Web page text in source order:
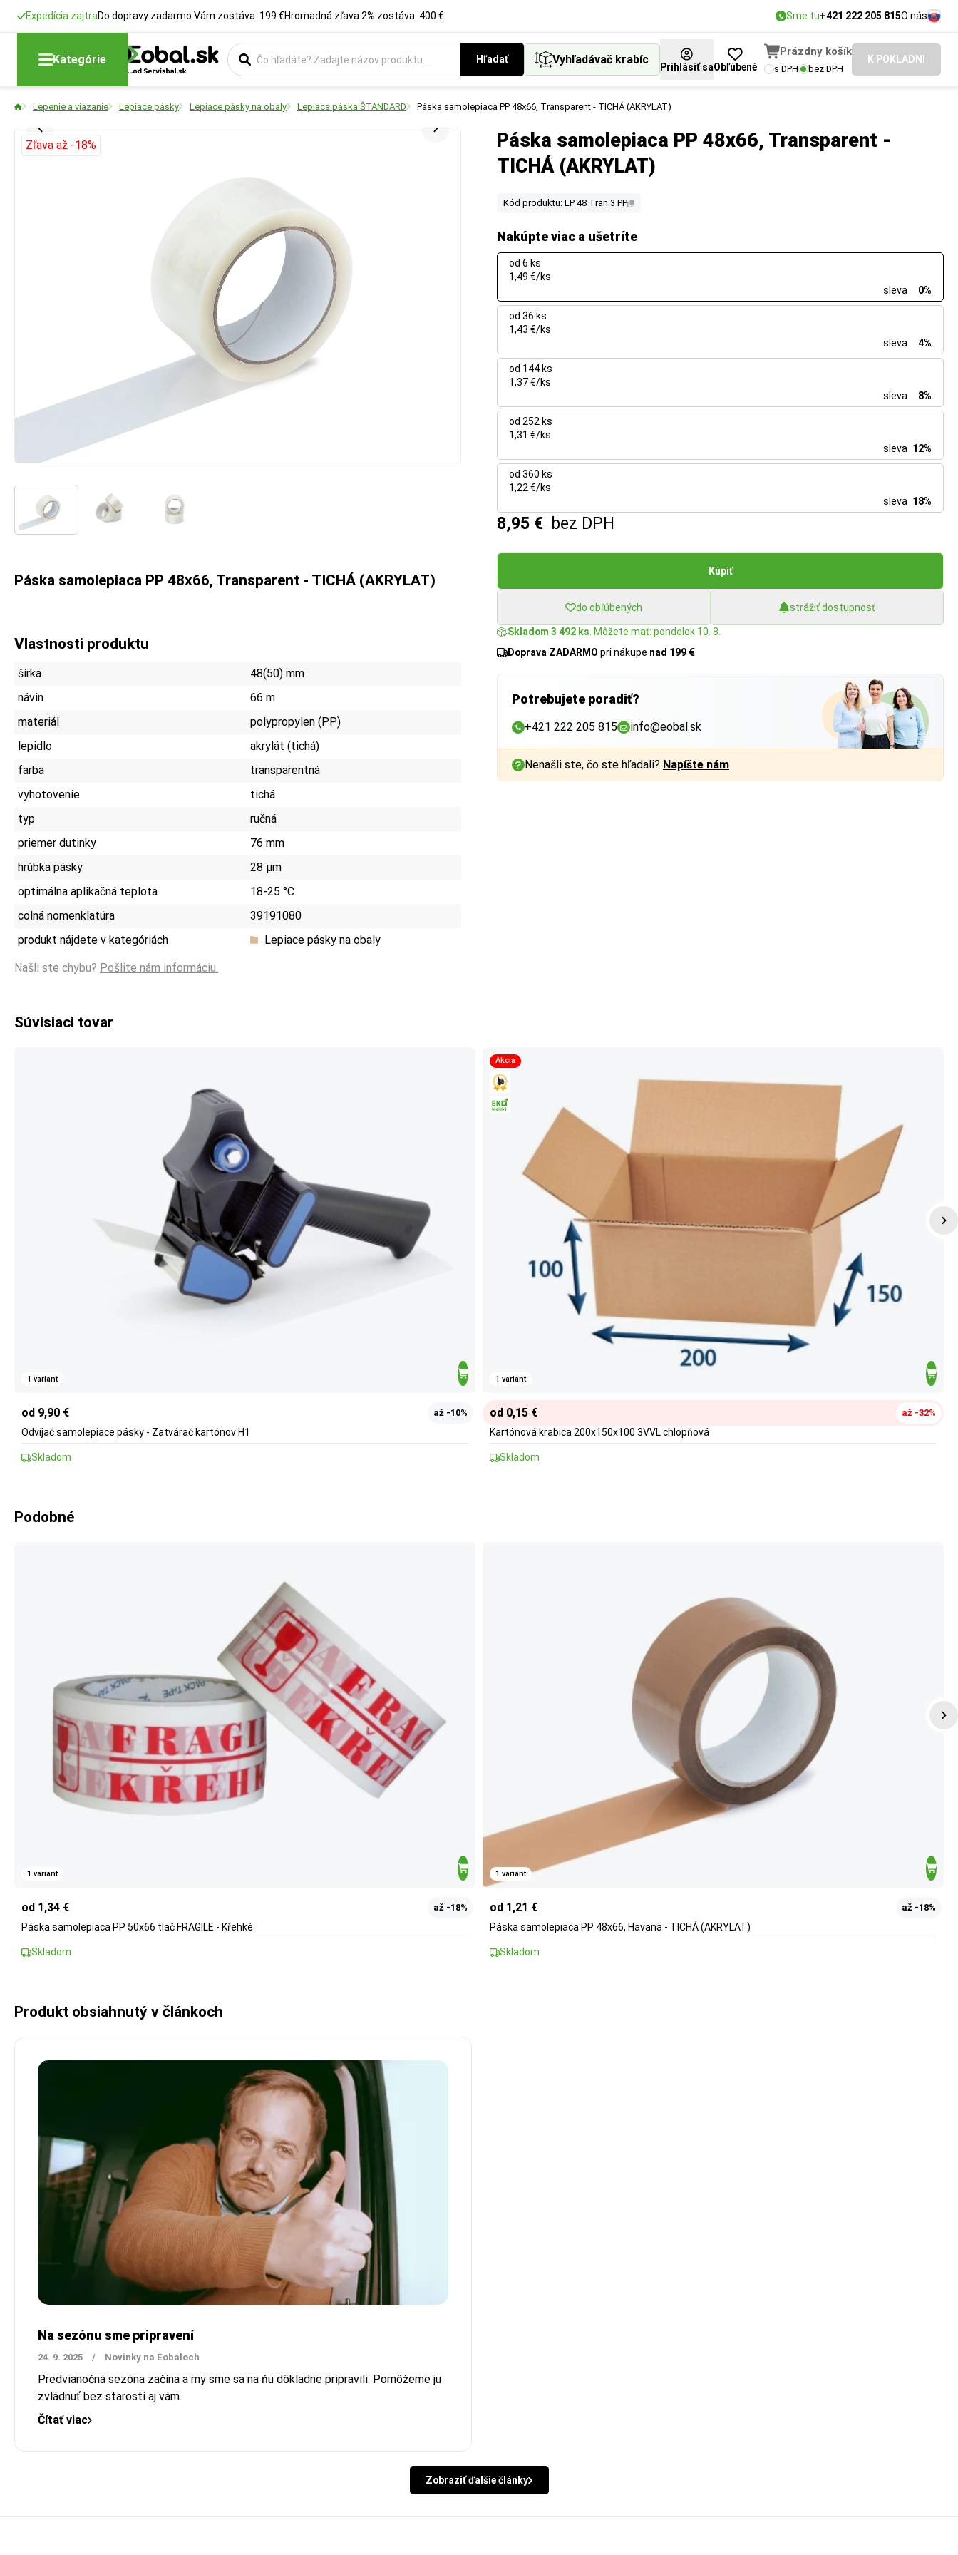
Expedícia zajtraDo dopravy zadarmo Vám zostáva: 199 €Hromadná zľava 2% zostáva: 400 € Sme tu+421 222 205 815O nás
Kategórie Hľadať Vyhľadávač krabíc
Prihlásiť saObľúbené
Prázdny košík
s DPH bez DPH
K POKLADNI
Lepenie a viazanie Lepiace pásky Lepiace pásky na obaly Lepiaca páska ŠTANDARD Páska samolepiaca PP 48x66, Transparent - TICHÁ (AKRYLAT)
Páska samolepiaca PP 48x66, Transparent -
TICHÁ (AKRYLAT)
Kód produktu: LP 48 Tran 3 PP
Nakúpte viac a ušetríte
od 6 ks
1,49 €/ks
sleva
0%
od 36 ks
1,43 €/ks
sleva
4%
od 144 ks
1,37 €/ks
sleva
8%
od 252 ks
1,31 €/ks
sleva 12%
od 360 ks
1,22 €/ks
sleva 18%
8,95 € bez DPH
Kúpiť
do obľúbených strážiť dostupnosť
Skladom 3 492 ks . Môžete mať: pondelok 10. 8.
Doprava ZADARMO pri nákupe nad 199 €
Potrebujete poradiť?
+421 222 205 815 info@eobal.sk
Nenašli ste, čo ste hľadali? Napíšte nám
Zľava až -18%
Páska samolepiaca PP 48x66, Transparent - TICHÁ (AKRYLAT)
Vlastnosti produktu
šírka
48(50) mm
návin
66 m
materiál
polypropylen (PP)
lepidlo
akrylát (tichá)
farba
transparentná
vyhotovenie
tichá
typ
ručná
priemer dutinky
76 mm
hrúbka pásky
28 µm
optimálna aplikačná teplota
18-25 °C
colná nomenklatúra
39191080
produkt nájdete v kategóriách
Lepiace pásky na obaly
Našli ste chybu? Pošlite nám informáciu.
Súvisiaci tovar
1 variant
od 9,90 € až -10%
Odvíjač samolepiace pásky - Zatvárač kartónov H1
Skladom
Akcia
1 variant
od 0,15 € až -32%
Kartónová krabica 200x150x100 3VVL chlopňová
Skladom
Podobné
1 variant
od 1,34 € až -18%
Páska samolepiaca PP 50x66 tlač FRAGILE - Křehké
Skladom
1 variant
od 1,21 € až -18%
Páska samolepiaca PP 48x66, Havana - TICHÁ (AKRYLAT)
Skladom
Produkt obsiahnutý v článkoch
Na sezónu sme pripravení
24. 9. 2025 / Novinky na Eobaloch
Predvianočná sezóna začína a my sme sa na ňu dôkladne pripravili. Pomôžeme ju
zvládnuť bez starostí aj vám.
Čítať viac
Zobraziť ďalšie články